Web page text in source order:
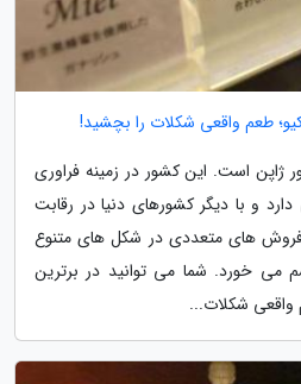
طعم واقعی شکلات را بچشید!
ژاپن است. این کشور در زمینه فراوری
و با دیگر کشورهای دنیا در رقابت
های متعددی در شکل های متنوع
می خورد. شما می توانید در برترین
واقعی شکلات...